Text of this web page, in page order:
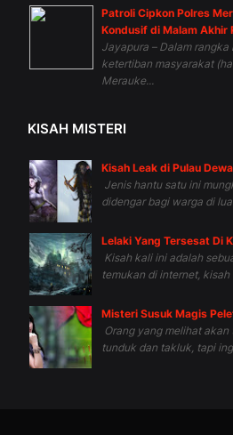
Patroli Cipkon Polres
Kondusif di Malam Akhir
Jayapura – Dalam
ketertiban masyarakat
Merauke...
KISAH MISTERI
Kisah Leak di Pulau
Jenis hantu satu ini
didengar bagi warga di
Lelaki Yang Tersesat Di
Kisah kali ini adalah
temukan di internet, kisah
Misteri Susuk Magis
Orang yang melihat
tunduk dan takluk, tapi